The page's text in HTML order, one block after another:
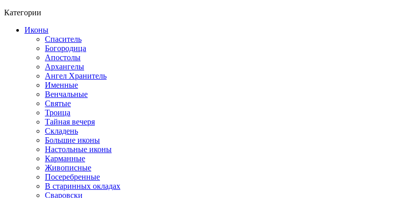
Категории
Иконы
Спаситель
Богородица
Апостолы
Архангелы
Ангел Хранитель
Именные
Венчальные
Святые
Троица
Тайная вечеря
Складень
Большие иконы
Настольные иконы
Карманные
Живописные
Посеребренные
В старинных окладах
Сваровски